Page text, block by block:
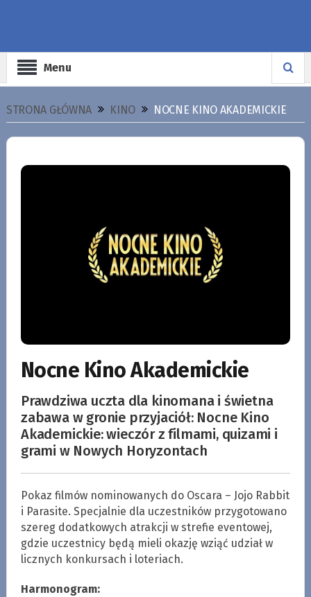
Menu
STRONA GŁÓWNA KINO NOCNE KINO AKADEMICKIE
Nocne Kino Akademickie
Prawdziwa uczta dla kinomana i świetna
zabawa w gronie przyjaciół: Nocne Kino
Akademickie: wieczór z filmami, quizami i
grami w Nowych Horyzontach
Pokaz filmów nominowanych do Oscara – Jojo Rabbit
i Parasite. Specjalnie dla uczestników przygotowano
szereg dodatkowych atrakcji w strefie eventowej,
gdzie uczestnicy będą mieli okazję wziąć udział w
licznych konkursach i loteriach.
Harmonogram: